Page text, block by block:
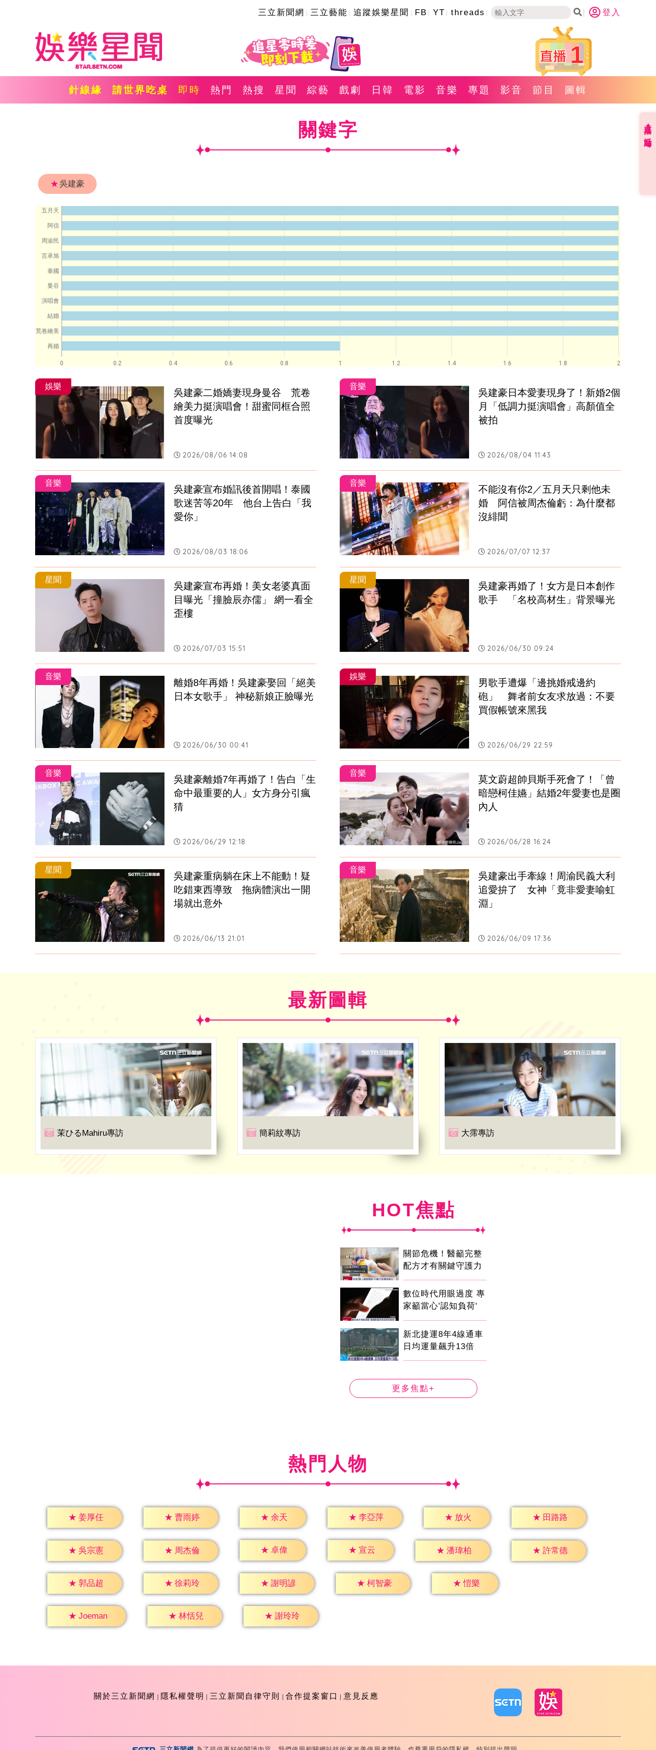
三立新聞網 三立藝能 追蹤娛樂星聞 FB YT threads 登入
1
針線緣 請世界吃桌 即時 熱門 熱搜 星聞 綜藝 戲劇 日韓 電影 音樂 專題 影音 節目 圖輯
關鍵字
★吳建豪
0 0.2 0.4 0.6 0.8 1 1.2 1.4 1.6 1.8 2
五月天
阿信
周渝民
言承旭
泰國
曼谷
演唱會
結婚
荒卷繪美
再婚
娛樂
吳建豪二婚嬌妻現身曼谷　荒卷
繪美力挺演唱會！甜蜜同框合照
首度曝光
2026/08/06 14:08
音樂
吳建豪日本愛妻現身了！新婚2個
月「低調力挺演唱會」高顏值全
被拍
2026/08/04 11:43
音樂
吳建豪宣布婚訊後首開唱！泰國
歌迷苦等20年　他台上告白「我
愛你」
2026/08/03 18:06
音樂
不能沒有你2／五月天只剩他未
婚　阿信被周杰倫虧：為什麼都
沒緋聞
2026/07/07 12:37
星聞
吳建豪宣布再婚！美女老婆真面
目曝光「撞臉辰亦儒」 網一看全
歪樓
2026/07/03 15:51
星聞
吳建豪再婚了！女方是日本創作
歌手　「名校高材生」背景曝光
2026/06/30 09:24
音樂
離婚8年再婚！吳建豪娶回「絕美
日本女歌手」 神秘新娘正臉曝光
2026/06/30 00:41
娛樂
男歌手遭爆「邊挑婚戒邊約
砲」　舞者前女友求放過：不要
買假帳號來黑我
2026/06/29 22:59
音樂
吳建豪離婚7年再婚了！告白「生
命中最重要的人」女方身分引瘋
猜
2026/06/29 12:18
音樂
莫文蔚超帥貝斯手死會了！「曾
暗戀柯佳嬿」結婚2年愛妻也是圈
內人
2026/06/28 16:24
星聞
吳建豪重病躺在床上不能動！疑
吃錯東西導致　拖病體演出一開
場就出意外
2026/06/13 21:01
音樂
吳建豪出手牽線！周渝民義大利
追愛拚了　女神「竟非愛妻喻虹
淵」
2026/06/09 17:36
最新圖輯
茉ひるMahiru專訪 簡莉紋專訪 大霈專訪
HOT焦點
關節危機！醫籲完整
配方才有關鍵守護力
數位時代用眼過度 專
家籲當心'認知負荷'
新北捷運8年4線通車
日均運量飆升13倍
更多焦點+
熱門人物
★ 姜厚任 ★ 曹雨婷 ★ 余天 ★ 李亞萍 ★ 放火 ★ 田路路
★ 吳宗憲 ★ 周杰倫 ★ 卓偉 ★ 宣云 ★ 潘瑋柏 ★ 許常德
★ 郭品超 ★ 徐莉玲 ★ 謝明諺 ★ 柯智豪 ★ 愷樂
★ Joeman ★ 林恬兒 ★ 謝玲玲
關於三立新聞網 隱私權聲明 三立新聞自律守則 合作提案窗口 意見反應
直播✦活動